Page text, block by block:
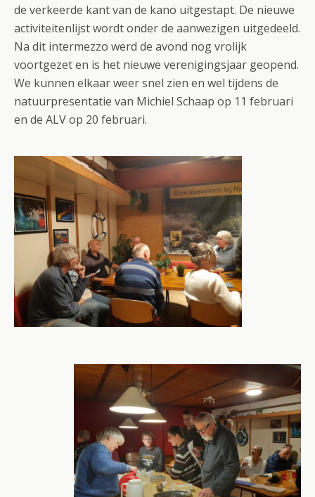
de verkeerde kant van de kano uitgestapt. De nieuwe
activiteitenlijst wordt onder de aanwezigen uitgedeeld.
Na dit intermezzo werd de avond nog vrolijk
voortgezet en is het nieuwe verenigingsjaar geopend.
We kunnen elkaar weer snel zien en wel tijdens de
natuurpresentatie van Michiel Schaap op 11 februari
en de ALV op 20 februari.